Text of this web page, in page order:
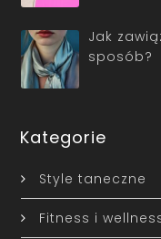
Jak
sposób?
Kategorie
Style taneczne
Fitness i